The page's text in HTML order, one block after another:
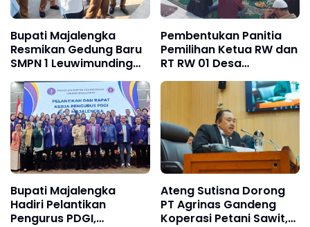
Bupati Majalengka
Resmikan Gedung Baru
SMPN 1 Leuwimunding
dari Banpres, Ingatkan:
"Membangun Lebih
Mudah, Merawatnya
Lebih Sulit"
Pembentukan Panitia
Pemilihan Ketua RW dan
RT RW 01 Desa
Bojongsoang Digelar di
Masjid An-Nur
Bupati Majalengka
Hadiri Pelantikan
Pengurus PDGI,
Ateng Sutisna Dorong
PT Agrinas Gandeng
Koperasi Petani Sawit,